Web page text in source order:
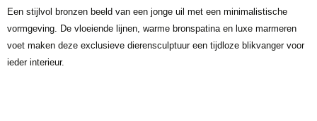
Een stijlvol bronzen beeld van een jonge uil met een minimalistische
vormgeving. De vloeiende lijnen, warme bronspatina en luxe marmeren
voet maken deze exclusieve dierensculptuur een tijdloze blikvanger voor
ieder interieur.